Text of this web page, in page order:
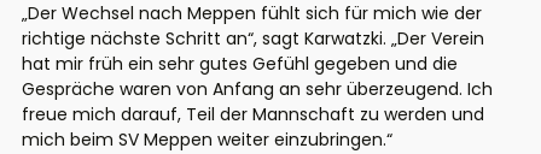
„Der Wechsel nach Meppen fühlt sich für mich wie der
richtige nächste Schritt an“, sagt Karwatzki. „Der Verein
hat mir früh ein sehr gutes Gefühl gegeben und die
Gespräche waren von Anfang an sehr überzeugend. Ich
freue mich darauf, Teil der Mannschaft zu werden und
mich beim SV Meppen weiter einzubringen.“